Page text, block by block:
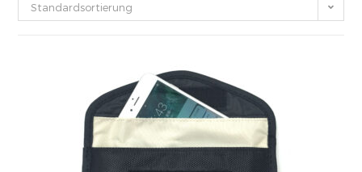
Standardsortierung